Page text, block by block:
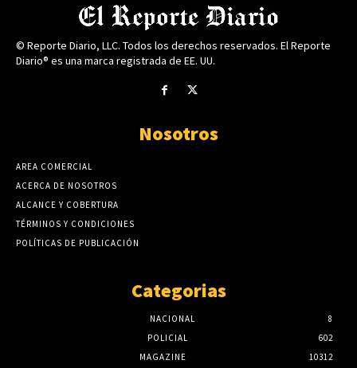
© Reporte Diario, LLC. Todos los derechos reservados. El Reporte
Diario® es una marca registrada de EE. UU.
Nosotros
AREA COMERCIAL
ACERCA DE NOSOTROS
ALCANCE Y COBERTURA
TÉRMINOS Y CONDICIONES
POLÍTICAS DE PUBLICACIÓN
Categorias
NACIONAL
8
POLICIAL
602
MAGAZINE
10312